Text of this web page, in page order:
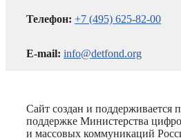
Телефон: +7 (495) 625-82-00
E-mail: info@detfond.org
Сайт создан и поддерживается
поддержке Министерства
и массовых коммуникаций